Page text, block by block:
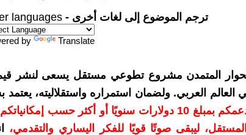
ترجم الموضوع إلى لغات أخرى - languages
by Translate
المتمدن مشروع تطوعي مستقل يسعى لنشر قيم
العالم العربي. ولضمان استمراره واستقلاليته،
بدعمكم بمبلغ 10 دولارات سنويًا أو أكثر حسب
ليبقى صوتًا قويًا للفكر اليساري والتقدمي،